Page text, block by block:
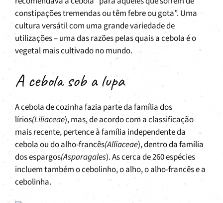
constipações tremendas ou têm febre ou gota”. Uma
cultura versátil com uma grande variedade de
utilizações – uma das razões pelas quais a cebola é o
vegetal mais cultivado no mundo.
A cebola sob a lupa
A cebola de cozinha fazia parte da família dos
lírios(Liliaceae), mas, de acordo com a classificação
mais recente, pertence à família independente da
cebola ou do alho-francês(Alliaceae), dentro da família
dos espargos(Asparagales). As cerca de 260 espécies
incluem também o cebolinho, o alho, o alho-francês e a
cebolinha.